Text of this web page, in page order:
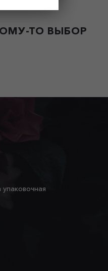
ТО ВЫБОР